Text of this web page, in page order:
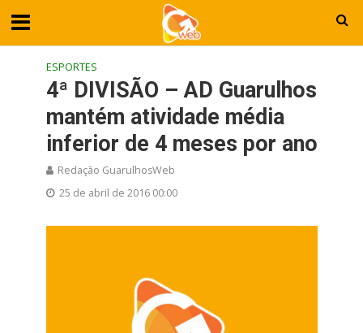
ESPORTES
4ª DIVISÃO – AD Guarulhos
mantém atividade média
inferior de 4 meses por ano
Redação GuarulhosWeb
25 de abril de 2016 00:00